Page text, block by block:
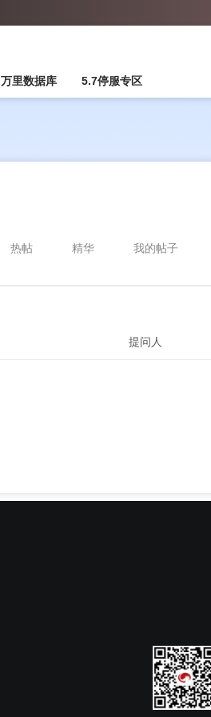
万里数据库 5.7停服专区
热帖 精华 我的帖子
提问人